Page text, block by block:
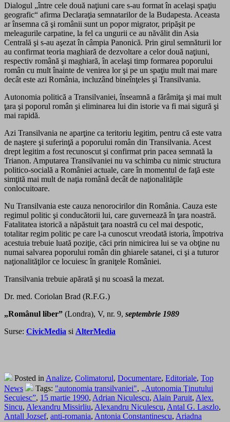
Dialogul „între cele două naţiuni care s-au format în acelaşi spaţiu
geografic“ afirma Declaraţia semnatarilor de la Budapesta. Aceasta
ar însemna că şi românii sunt un popor migrator, pripăşit pe
meleagurile carpatine, la fel ca ungurii ce au năvălit din Asia
Centrală şi s-au aşezat în câmpia Panonică. Prin girul semnăturii lor
au confirmat teoria maghiară de dezvoltare a celor două naţiuni,
respectiv română şi maghiară, în acelaşi timp formarea poporului
român cu mult înainte de venirea lor şi pe un spaţiu mult mai mare
decât este azi România, incluzând bineînţeles şi Transilvania.
Autonomia politică a Transilvaniei, înseamnă a fărâmiţa şi mai mult
ţara şi poporul român şi eliminarea lui din istorie va fi mai sigură şi
mai rapidă.
Azi Transilvania ne aparţine ca teritoriu legitim, pentru că este vatra
de naştere şi suferinţă a poporului român din Transilvania. Acest
drept legitim a fost recunoscut şi confirmat prin pacea semnată la
Trianon. Amputarea Transilvaniei nu va schimba cu nimic structura
politico-socială a României actuale, care în momentul de faţă este
simţită mai mult de naţia română decât de naţionalităţile
conlocuitoare.
Nu Transilvania este cauza nenorocirilor din România. Cauza este
regimul politic şi conducătorii lui, care guvernează în ţara noastră.
Fatalitatea istorică a năpăstuit ţara noastră cu cel mai despotic,
totalitar regim politic pe care l-a cunoscut vreodată istoria, împotriva
acestuia trebuie luată poziţie, căci prin nimicirea lui se va obţine nu
numai salvarea poporului român din ghiarele satanei, ci şi a tuturor
naţionalităţilor ce locuiesc în graniţele României.
Transilvania trebuie apărată şi nu scoasă la mezat.
Dr. med. Coriolan Brad (R.F.G.)
„Românul liber” (Londra), V, nr. 9, septembrie 1989
Surse: CivicMedia si AlterMedia
Posted in Analize, Colimatorul, Documentare, Editoriale, Top
News
Tags: "autonomia transilvaniei", „Autonomia Ţinutului
Secuiesc”, 15 martie 1990, Adrian Niculescu, Alain Paruit, Alex.
Sincu, Alexandru Missirliu, Alexandru Niculescu, Antal G. Laszlo,
Antall Jozsef, anti-romania, Antonia Constantinescu, Ariadna